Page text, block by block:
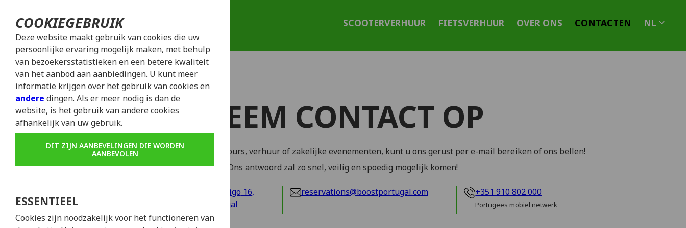
SCOOTERVERHUUR FIETSVERHUUR OVER ONS CONTACTEN NL
NEEM CONTACT OP
Voor meer informatie over onze tours, verhuur of zakelijke evenementen, kunt u ons gerust per e-mail bereiken of ons bellen!
Ons antwoord zal zo snel, veilig en spoedig mogelijk komen!
Largo do Terreiro do Trigo 16,
Portugal
reservations@boostportugal.com +351 910 802 000
Portugees mobiel netwerk
COOKIEGEBRUIK
Deze website maakt gebruik van cookies die uw
persoonlijke ervaring mogelijk maken, met behulp
van bezoekersstatistieken en een betere kwaliteit
van het aanbod aan aanbiedingen. U kunt meer
informatie krijgen over het gebruik van cookies en
andere dingen. Als er meer nodig is dan de
website, is het gebruik van andere cookies
afhankelijk van uw gebruik.
DIT ZIJN AANBEVELINGEN DIE WORDEN
AANBEVOLEN
ESSENTIEEL
Cookies zijn noodzakelijk voor het functioneren van